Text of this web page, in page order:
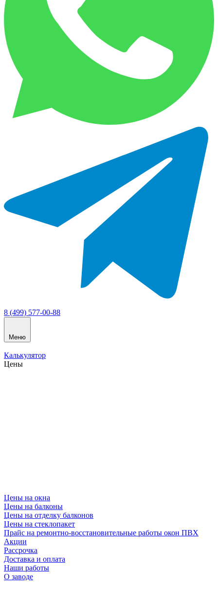
8 (499) 577-00-88
Меню
Калькулятор
Цены
Цены на окна
Цены на балконы
Цены на отделку балконов
Цены на стеклопакет
Прайс на ремонтно-восстановительные работы окон ПВХ
Акции
Рассрочка
Доставка и оплата
Наши работы
О заводе